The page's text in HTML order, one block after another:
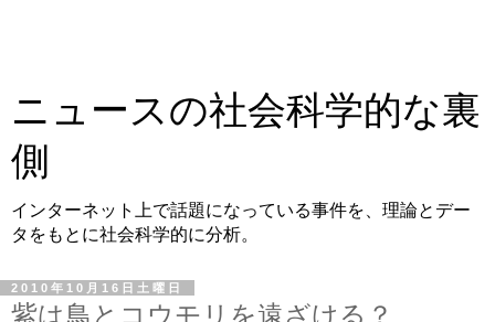
ニュースの社会科学的な裏
側
インターネット上で話題になっている事件を、理論とデー
タをもとに社会科学的に分析。
2010年10月16日土曜日
紫は鳥とコウモリを遠ざける？